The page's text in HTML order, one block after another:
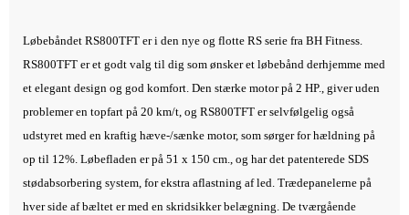
Løbebåndet RS800TFT er i den nye og flotte RS serie fra BH Fitness.
RS800TFT er et godt valg til dig som ønsker et løbebånd derhjemme med
et elegant design og god komfort. Den stærke motor på 2 HP., giver uden
problemer en topfart på 20 km/t, og RS800TFT er selvfølgelig også
udstyret med en kraftig hæve-/sænke motor, som sørger for hældning på
op til 12%. Løbefladen er på 51 x 150 cm., og har det patenterede SDS
stødabsorbering system, for ekstra aflastning af led. Trædepanelerne på
hver side af bæltet er med en skridsikker belægning. De tværgående